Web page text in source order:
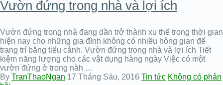
Vườn đứng trong nhà và lợi ích
Vườn đứng trong nhà đang dần trở thành xu thế trong thời gian
hiện nay cho những gia đình không có nhiều hông gian để
trang trí bằng tiểu cảnh. Vườn đứng trong nhà và lợi ích Tiết
kiệm năng lượng cho các vật dụng hàng ngày Việc có một
vườn đứng ở trong nàh …
By TranThaoNgan 17 Tháng Sáu, 2016 Tin tức Không có phản